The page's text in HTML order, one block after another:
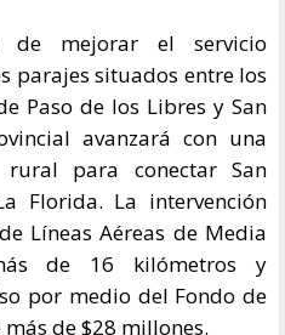
mejorar el servicio
parajes situados entre los
Paso de los Libres y San
avanzará con una
para conectar San
Florida. La intervención
Líneas Aéreas de Media
de 16 kilómetros y
por medio del Fondo de
más de $28 millones.